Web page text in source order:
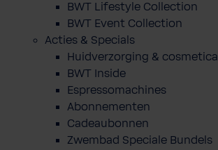
BWT Lifestyle Collection
BWT Event Collection
Acties & Specials
Huidverzorging & cosmetica
BWT Inside
Espressomachines
Abonnementen
Cadeaubonnen
Zwembad Speciale Bundels